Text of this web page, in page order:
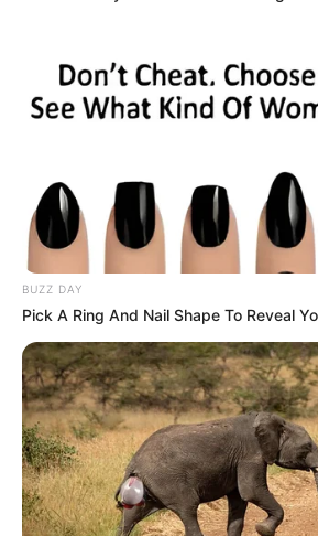
BUZZ DAY
Pick A Ring And Nail Shape To Reveal